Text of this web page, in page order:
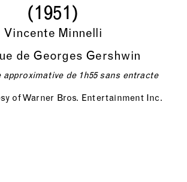
(1951)
Vincente Minnelli
de Georges Gershwin
de 1h55 sans entracte
of Warner Bros. Entertainment Inc.